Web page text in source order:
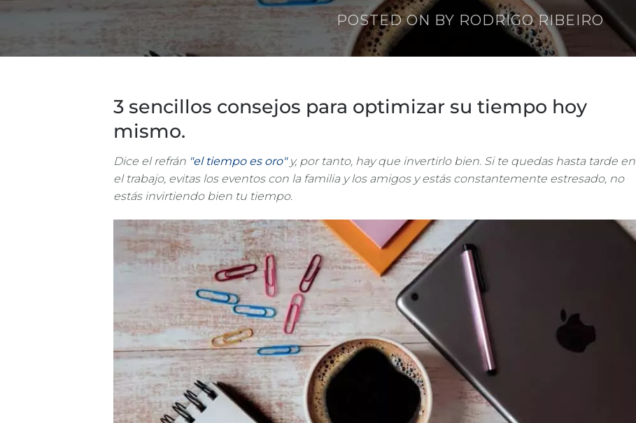
POSTED ON BY RODRIGO RIBEIRO
3 sencillos consejos para optimizar su tiempo hoy
mismo.
Dice el refrán "el tiempo es oro"y, por tanto, hay que invertirlo bien. Si te quedas hasta tarde en
el trabajo, evitas los eventos con la familia y los amigos y estás constantemente estresado, no
estás invirtiendo bien tu tiempo.